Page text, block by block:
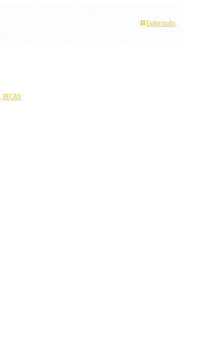
Exibir tudo
, PEÇAS